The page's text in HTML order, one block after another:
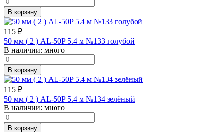
В корзину
115 ₽
50 мм ( 2 ) AL-50P 5.4 м №133 голубой
В наличии: много
В корзину
115 ₽
50 мм ( 2 ) AL-50P 5.4 м №134 зелёный
В наличии: много
В корзину